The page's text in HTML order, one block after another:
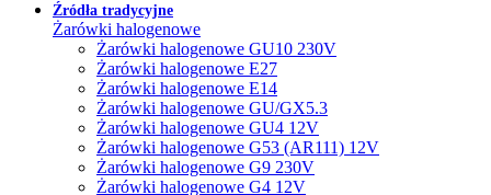
Źródła tradycyjne
Żarówki halogenowe
Żarówki halogenowe GU10 230V
Żarówki halogenowe E27
Żarówki halogenowe E14
Żarówki halogenowe GU/GX5.3
Żarówki halogenowe GU4 12V
Żarówki halogenowe G53 (AR111) 12V
Żarówki halogenowe G9 230V
Żarówki halogenowe G4 12V